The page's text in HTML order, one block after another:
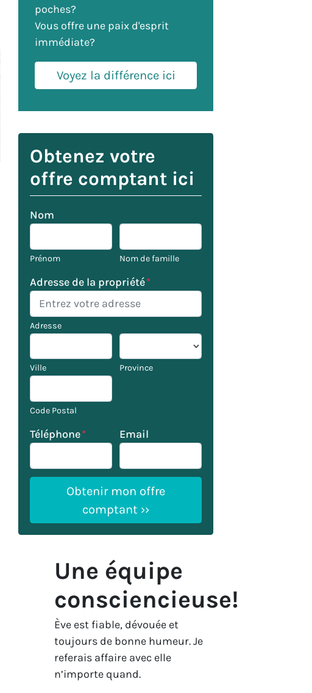
poches?
Vous offre une paix d'esprit
immédiate?
Voyez la différence ici
Obtenez votre
offre comptant ici
Nom
Prénom Nom de famille
Adresse de la propriété*
Adresse
Ville Province
Code Postal
Téléphone* Email
Une équipe
consciencieuse!
Ève est fiable, dévouée et
toujours de bonne humeur. Je
referais affaire avec elle
n’importe quand.